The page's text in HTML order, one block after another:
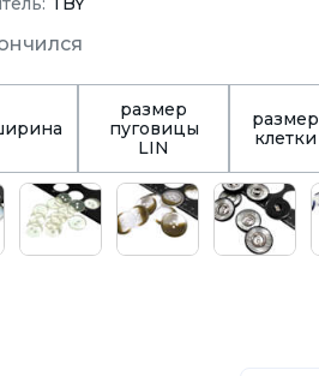
размер
пуговицы
LIN
размер
клетки